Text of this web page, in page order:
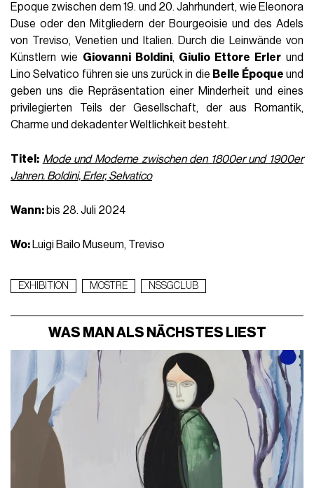
Epoque zwischen dem 19. und 20. Jahrhundert, wie Eleonora
Duse oder den Mitgliedern der Bourgeoisie und des Adels
von Treviso, Venetien und Italien. Durch die Leinwände von
Künstlern wie Giovanni Boldini, Giulio Ettore Erler und
Lino Selvatico führen sie uns zurück in die Belle Époque und
geben uns die Repräsentation einer Minderheit und eines
privilegierten Teils der Gesellschaft, der aus Romantik,
Charme und dekadenter Weltlichkeit besteht.
Titel: Mode und Moderne zwischen den 1800er und 1900er
Jahren. Boldini, Erler, Selvatico
Wann: bis 28. Juli 2024
Wo: Luigi Bailo Museum, Treviso
EXHIBITION MOSTRE NSSGCLUB
WAS MAN ALS NÄCHSTES LIEST